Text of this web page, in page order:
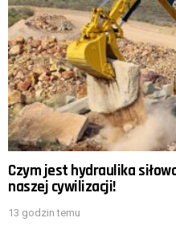
Czym jest hydraulika
naszej cywilizacji!
13 godzin temu